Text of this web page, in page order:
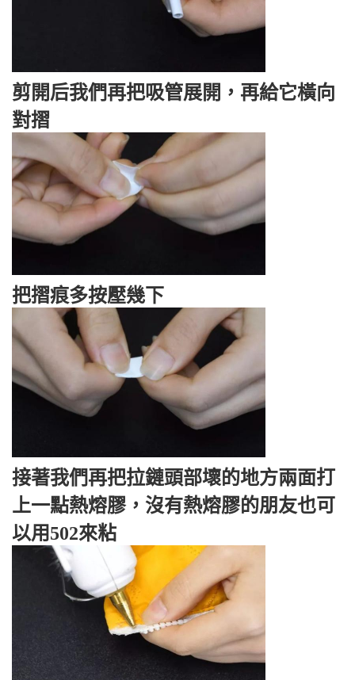
剪開后我們再把吸管展開，再給它橫向
對摺
把摺痕多按壓幾下
接著我們再把拉鏈頭部壞的地方兩面打
上一點熱熔膠，沒有熱熔膠的朋友也可
以用502來粘